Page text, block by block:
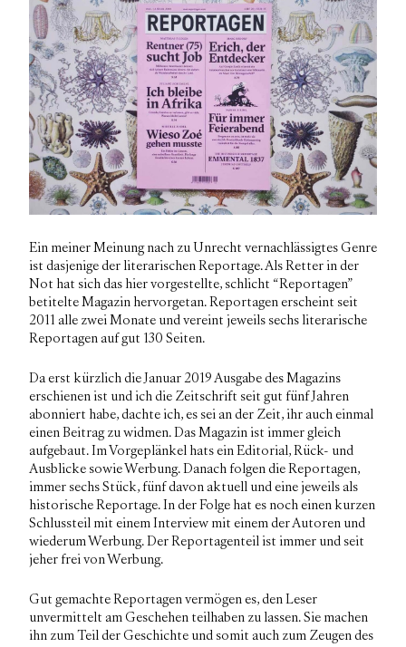
Ein meiner Meinung nach zu Unrecht vernachlässigtes Genre
ist dasjenige der literarischen Reportage. Als Retter in der
Not hat sich das hier vorgestellte, schlicht “Reportagen”
betitelte Magazin hervorgetan. Reportagen erscheint seit
2011 alle zwei Monate und vereint jeweils sechs literarische
Reportagen auf gut 130 Seiten.
Da erst kürzlich die Januar 2019 Ausgabe des Magazins
erschienen ist und ich die Zeitschrift seit gut fünf Jahren
abonniert habe, dachte ich, es sei an der Zeit, ihr auch einmal
einen Beitrag zu widmen. Das Magazin ist immer gleich
aufgebaut. Im Vorgeplänkel hats ein Editorial, Rück- und
Ausblicke sowie Werbung. Danach folgen die Reportagen,
immer sechs Stück, fünf davon aktuell und eine jeweils als
historische Reportage. In der Folge hat es noch einen kurzen
Schlussteil mit einem Interview mit einem der Autoren und
wiederum Werbung. Der Reportagenteil ist immer und seit
jeher frei von Werbung.
Gut gemachte Reportagen vermögen es, den Leser
unvermittelt am Geschehen teilhaben zu lassen. Sie machen
ihn zum Teil der Geschichte und somit auch zum Zeugen des